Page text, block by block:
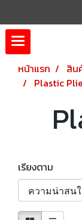
หน้าแรก สิน
Plastic
เรียงตาม